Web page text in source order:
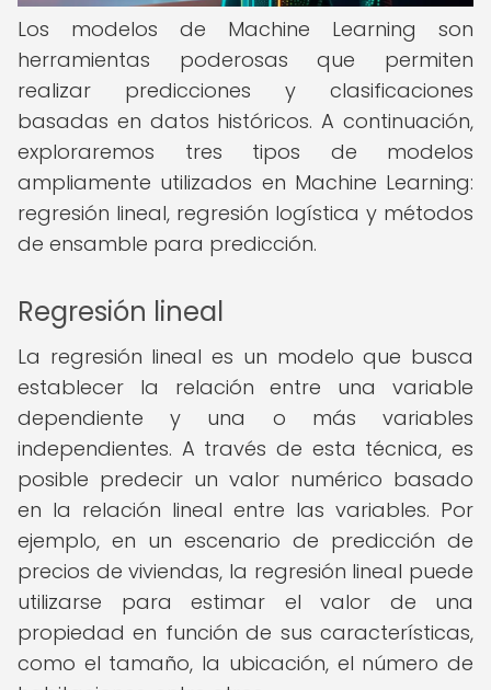
Los modelos de Machine Learning son
herramientas poderosas que permiten
realizar predicciones y clasificaciones
basadas en datos históricos. A continuación,
exploraremos tres tipos de modelos
ampliamente utilizados en Machine Learning:
regresión lineal, regresión logística y métodos
de ensamble para predicción.
Regresión lineal
La regresión lineal es un modelo que busca
establecer la relación entre una variable
dependiente y una o más variables
independientes. A través de esta técnica, es
posible predecir un valor numérico basado
en la relación lineal entre las variables. Por
ejemplo, en un escenario de predicción de
precios de viviendas, la regresión lineal puede
utilizarse para estimar el valor de una
propiedad en función de sus características,
como el tamaño, la ubicación, el número de